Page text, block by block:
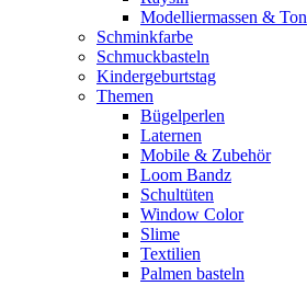
Modelliermassen & Ton
Schminkfarbe
Schmuckbasteln
Kindergeburtstag
Themen
Bügelperlen
Laternen
Mobile & Zubehör
Loom Bandz
Schultüten
Window Color
Slime
Textilien
Palmen basteln